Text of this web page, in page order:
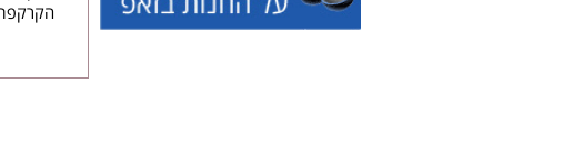
הקרקפת